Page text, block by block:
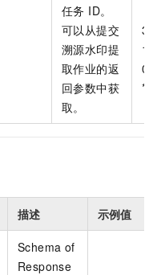
任务 ID。
可以从提交
溯源水印提
取作业的返
回参数中获
取。
描述 示例值
Schema of
Response